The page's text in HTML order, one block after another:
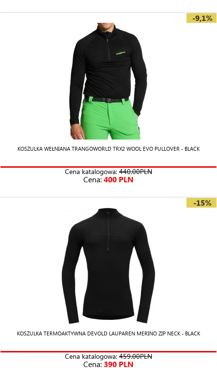
-9,1%
KOSZULKA WEŁNIANA TRANGOWORLD TRX2 WOOL EVO PULLOVER - BLACK
Cena katalogowa: 440.00PLN
Cena:400 PLN
-15%
KOSZULKA TERMOAKTYWNA DEVOLD LAUPAREN MERINO ZIP NECK - BLACK
Cena katalogowa: 459.00PLN
Cena: 390 PLN